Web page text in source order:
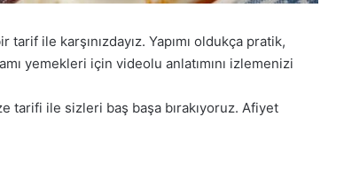
tarif ile karşınızdayız. Yapımı oldukça pratik,
yemekleri için videolu anlatımını izlemenizi
tarifi ile sizleri baş başa bırakıyoruz. Afiyet